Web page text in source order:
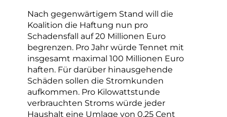
Nach gegenwärtigem Stand will die
Koalition die Haftung nun pro
Schadensfall auf 20 Millionen Euro
begrenzen. Pro Jahr würde Tennet mit
insgesamt maximal 100 Millionen Euro
haften. Für darüber hinausgehende
Schäden sollen die Stromkunden
aufkommen. Pro Kilowattstunde
verbrauchten Stroms würde jeder
Haushalt eine Umlage von 0,25 Cent